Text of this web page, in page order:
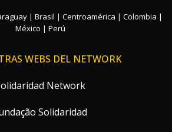
| Brasil | Centroamérica | Colombia |
México | Perú
WEBS DEL NETWORK
Network
Solidaridad